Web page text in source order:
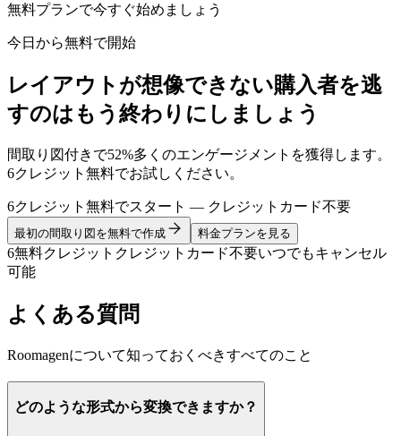
無料プランで今すぐ始めましょう
今日から無料で開始
レイアウトが想像できない購入者を逃
すのはもう終わりにしましょう
間取り図付きで52%多くのエンゲージメントを獲得します。
6クレジット無料でお試しください。
6クレジット無料でスタート — クレジットカード不要
最初の間取り図を無料で作成 料金プランを見る
6無料クレジット クレジットカード不要いつでもキャンセル
可能
よくある質問
Roomagenについて知っておくべきすべてのこと
どのような形式から変換できますか？